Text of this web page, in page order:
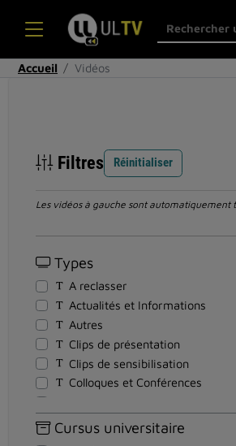
Accueil Vidéos
Filtres Réinitialiser
Les vidéos à gauche sont automatiquement
Types
A reclasser
Actualités et Informations
Autres
Clips de présentation
Clips de sensibilisation
Colloques et Conférences
Cursus universitaire